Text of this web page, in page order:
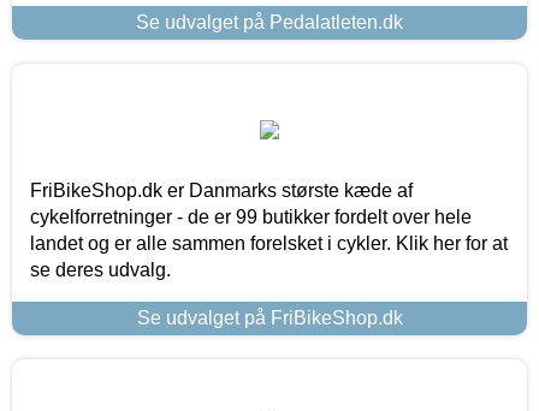
Se udvalget på Pedalatleten.dk
FriBikeShop.dk er Danmarks største kæde af
cykelforretninger - de er 99 butikker fordelt over hele
landet og er alle sammen forelsket i cykler. Klik her for at
se deres udvalg.
Se udvalget på FriBikeShop.dk